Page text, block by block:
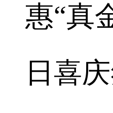
惠“真
日喜